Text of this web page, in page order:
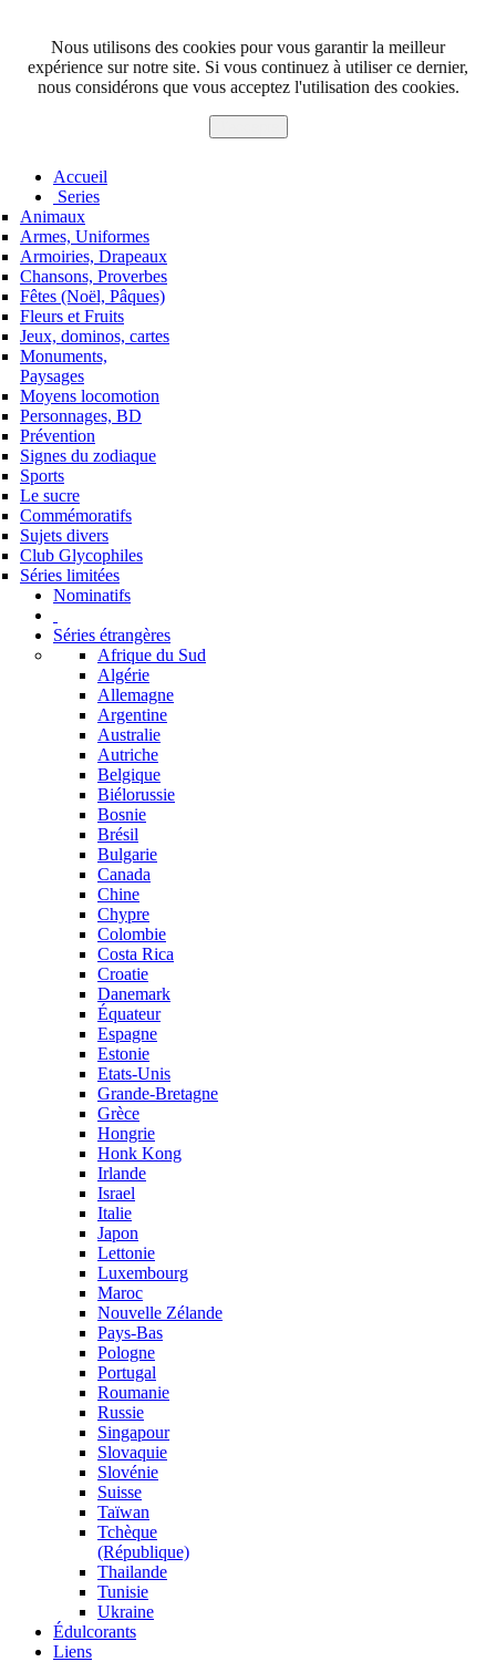
Nous utilisons des cookies pour vous garantir la meilleur
expérience sur notre site. Si vous continuez à utiliser ce dernier,
nous considérons que vous acceptez l'utilisation des cookies.
Accueil
Series
Animaux
Armes, Uniformes
Armoiries, Drapeaux
Chansons, Proverbes
Fêtes (Noël, Pâques)
Fleurs et Fruits
Jeux, dominos, cartes
Monuments,
Paysages
Moyens locomotion
Personnages, BD
Prévention
Signes du zodiaque
Sports
Le sucre
Commémoratifs
Sujets divers
Club Glycophiles
Séries limitées
Nominatifs
Séries étrangères
Afrique du Sud
Algérie
Allemagne
Argentine
Australie
Autriche
Belgique
Biélorussie
Bosnie
Brésil
Bulgarie
Canada
Chine
Chypre
Colombie
Costa Rica
Croatie
Danemark
Équateur
Espagne
Estonie
Etats-Unis
Grande-Bretagne
Grèce
Hongrie
Honk Kong
Irlande
Israel
Italie
Japon
Lettonie
Luxembourg
Maroc
Nouvelle Zélande
Pays-Bas
Pologne
Portugal
Roumanie
Russie
Singapour
Slovaquie
Slovénie
Suisse
Taïwan
Tchèque
(République)
Thailande
Tunisie
Ukraine
Édulcorants
Liens